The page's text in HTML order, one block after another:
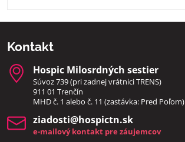
Kontakt
Hospic Milosrdných sestier
Súvoz 739 (pri zadnej vrátnici TRENS)
911 01 Trenčín
MHD č. 1 alebo č. 11 (zastávka: Pred Poľom)
ziadosti​@hospictn​.sk
e-mailový kontakt pre záujemcov